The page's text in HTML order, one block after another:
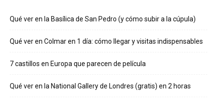
Qué ver en la Basílica de San Pedro (y cómo subir a la cúpula)
Qué ver en Colmar en 1 día: cómo llegar y visitas indispensables
7 castillos en Europa que parecen de película
Qué ver en la National Gallery de Londres (gratis) en 2 horas